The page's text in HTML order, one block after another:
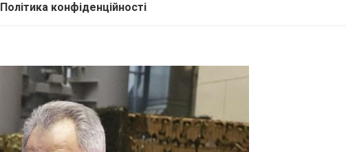
Політика конфіденційності